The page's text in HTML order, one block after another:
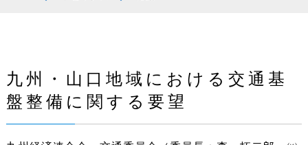
九州・山口地域における交通基
盤整備に関する要望